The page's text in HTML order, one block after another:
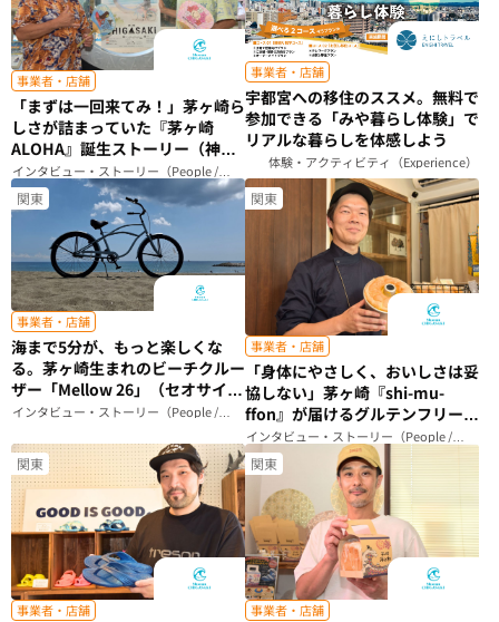
事業者・店舗
「まずは一回来てみ！」茅ヶ崎ら
しさが詰まっていた『茅ヶ崎
ALOHA』誕生ストーリー（神奈
川県）
インタビュー・ストーリー（People /
Story）
事業者・店舗
宇都宮への移住のススメ。無料で
参加できる「みや暮らし体験」で
リアルな暮らしを体感しよう
体験・アクティビティ（Experience）
関東
事業者・店舗
海まで5分が、もっと楽しくな
る。茅ヶ崎生まれのビーチクルー
ザー「Mellow 26」（セオサイク
ル）（神奈川県）
インタビュー・ストーリー（People /
Story）
関東
事業者・店舗
「身体にやさしく、おいしさは妥
協しない」茅ヶ崎『shi-mu-
ffon』が届けるグルテンフリーシ
フォンケーキのこだわり（神奈川
県）
インタビュー・ストーリー（People /
Story）
関東
事業者・店舗
関東
事業者・店舗